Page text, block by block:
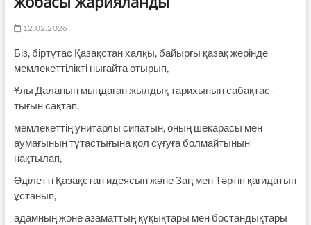
12.02.2026
Біз, біртұтас Қазақстан халқы, байырғы қазақ жерінде
мемлекеттілікті нығайта отырып,
Ұлы Даланың мыңдаған жылдық тарихының сабақтас­
тығын сақтап,
мемлекеттің унитарлы сипатын, оның шекарасы мен
аумағының тұтастығына қол сұғуға болмайтынын
нақтылап,
Әділетті Қазақстан идеясын және Заң мен Тәртіп қағидатын
ұстанып,
адамның және азаматтың құқықтары мен бостандықтары